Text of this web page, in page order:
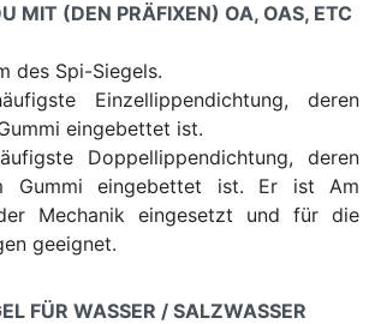
MIT (DEN PRÄFIXEN) OA, OAS, ETC
des Spi-Siegels.
Einzellippendichtung, deren
eingebettet ist.
Doppellippendichtung, deren
Gummi eingebettet ist. Er ist Am
Mechanik eingesetzt und für die
geeignet.
FÜR WASSER / SALZWASSER